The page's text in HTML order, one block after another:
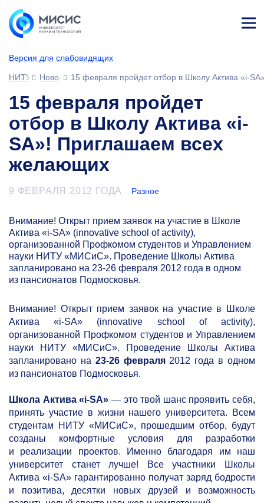
Версия для слабовидящих
ине
НИТУ МИСИС
Новости15 февраля пройдет отбор в Школу Актива «i-
15 февраля пройдет
отбор в Школу Актива «i-
SA»! Приглашаем всех
желающих
9 ФЕВРАЛЯ 2012 ГОДА Разное
Внимание! Открыт прием заявок на участие в Школе
Актива «i-SA» (innovative school of activity),
организованной Профкомом студентов и Управлением
науки НИТУ «МИСиС». Проведение Школы Актива
запланировано на 23-26 февраля 2012 года в одном
из пансионатов Подмосковья.
Внимание! Открыт прием заявок на участие в Школе
Актива«i-SA» (innovative school of activity),
организованной Профкомом студентов и Управлением
науки НИТУ «МИСиС». Проведение Школы Актива
запланировано на 23-26февраля2012 года в одном
из пансионатов Подмосковья.
Школа Актива«i-SA» — это твой шанс проявить себя,
принять участие в жизни нашего университета. Всем
студентам НИТУ «МИСиС», прошедшим отбор, будут
созданы комфортные условия для разработки
и реализации проектов. Именно благодаря им наш
университет станет лучше! Все участники Школы
Актива «i-SA» гарантированно получат заряд бодрости
и позитива, десятки новых друзей и возможность